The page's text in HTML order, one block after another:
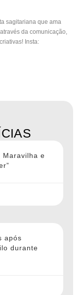
sagitariana que ama
da comunicação,
Insta:
Maravilha e
após
durante